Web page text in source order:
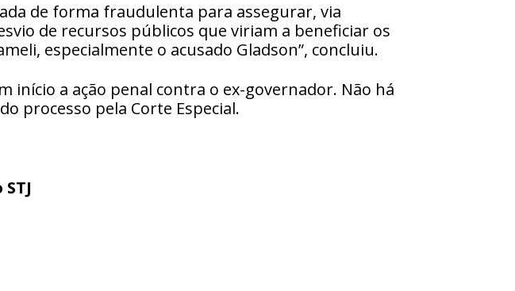
de forma fraudulenta para assegurar, via
de recursos públicos que viriam a beneficiar os
especialmente o acusado Gladson”, concluiu.
início a ação penal contra o ex-governador. Não há
processo pela Corte Especial.